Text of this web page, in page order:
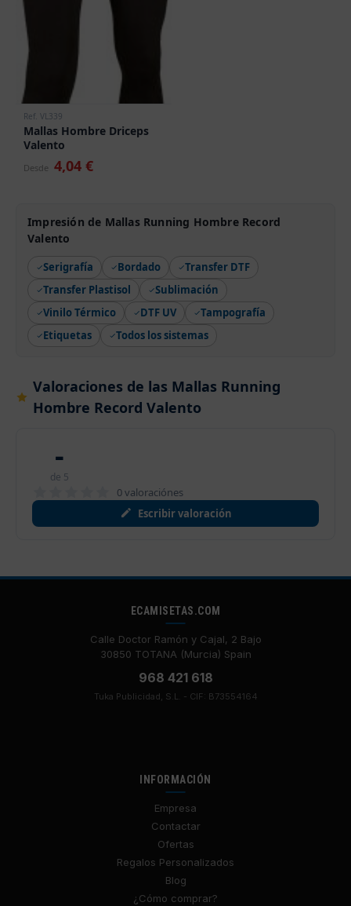
Ref. VL339
Mallas Hombre Driceps
Valento
Desde 4,04 €
Impresión de Mallas Running Hombre Record
Valento
Serigrafía Bordado
Transfer DTF
Transfer Plastisol
Sublimación
Vinilo Térmico
DTF UV
Tampografía
Etiquetas
Todos los sistemas
Valoraciones de las Mallas Running
Hombre Record Valento
-
de 5
0 valoraciónes
Escribir valoración
ECAMISETAS.COM
Calle Doctor Ramón y Cajal, 2 Bajo
30850 TOTANA (Murcia) Spain
968 421 618
Tuka Publicidad, S.L. - CIF: B73554164
INFORMACIÓN
Empresa
Contactar
Ofertas
Regalos Personalizados
Blog
¿Cómo comprar?